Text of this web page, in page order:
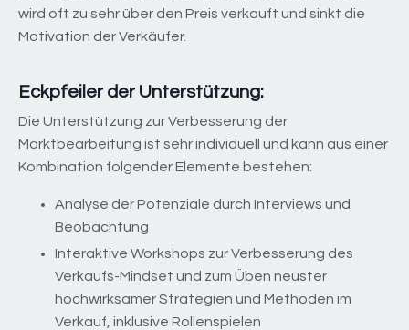
wird oft zu sehr über den Preis verkauft und sinkt die
Motivation der Verkäufer.
Eckpfeiler der Unterstützung:
Die Unterstützung zur Verbesserung der
Marktbearbeitung ist sehr individuell und kann aus einer
Kombination folgender Elemente bestehen:
Analyse der Potenziale durch Interviews und
Beobachtung
Interaktive Workshops zur Verbesserung des
Verkaufs-Mindset und zum Üben neuster
hochwirksamer Strategien und Methoden im
Verkauf, inklusive Rollenspielen